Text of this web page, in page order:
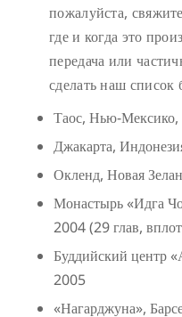
пожалуйста,
где и когда это
передача или
сделать наш список
Таос, Нью-
Джакарта,
Окленд, Новая
Монастырь «Идга
2004 (29 глав,
Буддийский центр
2005
«Нагарджуна»,